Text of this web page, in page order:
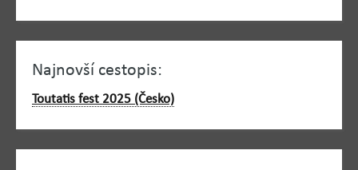
Najnovší cestopis:
Toutatis fest 2025 (Česko)